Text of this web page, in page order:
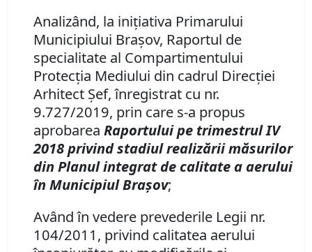
Analizând, la iniţiativa Primarului
Municipiului Braşov, Raportul de
specialitate al Compartimentului
Protecţia Mediului din cadrul Direcţiei
Arhitect Şef, înregistrat cu nr.
9.727/2019, prin care s-a propus
aprobarea Raportului pe trimestrul IV
2018 privind stadiul realizării măsurilor
din Planul integrat de calitate a aerului
în Municipiul Braşov;
Având în vedere prevederile Legii nr.
104/2011, privind calitatea aerului